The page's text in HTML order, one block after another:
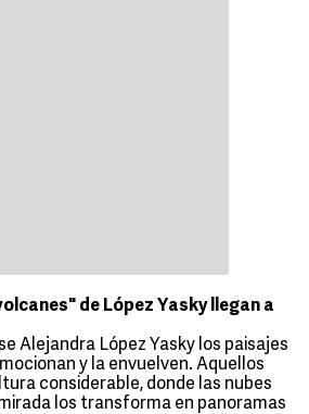
de López Yasky llegan a
Alejandra López Yasky los paisajes
y la envuelven. Aquellos
considerable, donde las nubes
los transforma en panoramas